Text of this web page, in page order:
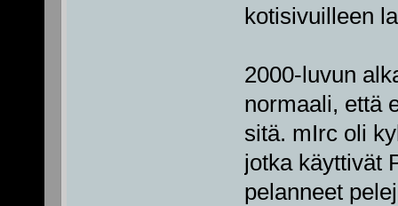
kotisivuilleen
2000-luvun
normaali, että
sitä. mIrc oli
jotka käyttivät
pelanneet